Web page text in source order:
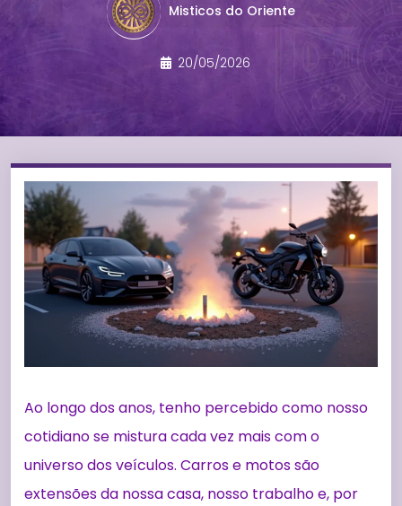
Misticos do Oriente
20/05/2026
Ao longo dos anos, tenho percebido como nosso
cotidiano se mistura cada vez mais com o
universo dos veículos. Carros e motos são
extensões da nossa casa, nosso trabalho e, por